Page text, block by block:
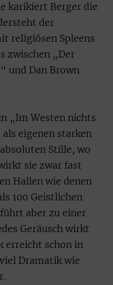
karikiert Berger die
der
religiösen Spleens
zwischen „Der
und Dan Brown
„Im Westen nichts
eigenen starken
Stille, wo
sie zwar fast
Hallen wie denen
100 Geistlichen
aber zu einer
Geräusch wirkt
erreicht schon in
Dramatik wie